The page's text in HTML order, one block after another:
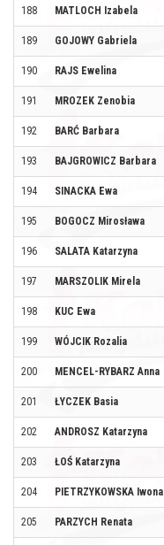
188 MATLOCH Izabela
189 GOJOWY Gabriela
190 RAJS Ewelina
191 MROZEK Zenobia
192 BARĆ Barbara
193 BAJGROWICZ Barbara
194 SINACKA Ewa
195 BOGOCZ Mirosława
196 SALATA Katarzyna
197 MARSZOLIK Mirela
198 KUC Ewa
199 WÓJCIK Rozalia
200 MENCEL-RYBARZ Anna
201 ŁYCZEK Basia
202 ANDROSZ Katarzyna
203 ŁOŚ Katarzyna
204 PIETRZYKOWSKA Iwona
205 PARZYCH Renata